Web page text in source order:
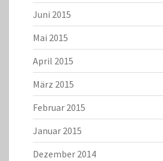
Juni 2015
Mai 2015
April 2015
März 2015
Februar 2015
Januar 2015
Dezember 2014